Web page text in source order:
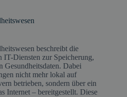
beschreibt die
IT-Diensten zur Speicherung,
Gesundheitsdaten. Dabei
nicht mehr lokal auf
betrieben, sondern über ein
Internet – bereitgestellt. Diese